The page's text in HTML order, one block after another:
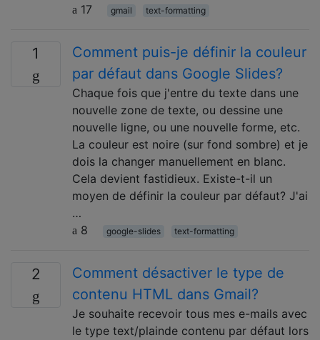
17
gmail text-formatting
1
Comment puis-je définir la couleur
par défaut dans Google Slides?
Chaque fois que j'entre du texte dans une
nouvelle zone de texte, ou dessine une
nouvelle ligne, ou une nouvelle forme, etc.
La couleur est noire (sur fond sombre) et je
dois la changer manuellement en blanc.
Cela devient fastidieux. Existe-t-il un
moyen de définir la couleur par défaut? J'ai
…
8
google-slides text-formatting
2
Comment désactiver le type de
contenu HTML dans Gmail?
Je souhaite recevoir tous mes e-mails avec
le type text/plainde contenu par défaut lors